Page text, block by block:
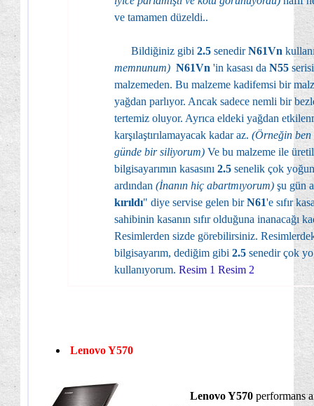
ve tamamen düzeldi..
Bildiğiniz gibi 2.5 senedirN61Vn
memnunum) N61Vn 'in kasası da N55
malzemeden. Bu malzeme kadifemsi bir
yağdan parlıyor. Ancak sadece nemli bir
tertemiz oluyor. Ayrıca eldeki yağdan
karşılaştırılamayacak kadar az. (Örneğin ben
günde bir siliyorum) Ve bu malzeme ile
bilgisayarımın kasasını 2.5 senelik çok
ardından (İnanın hiç abartmıyorum) şu gün
kırıldı" diye servise gelen birN61'e sıfır
sahibinin kasanın sıfır olduğuna inanacağı
Resimlerden sizde görebilirsiniz.
bilgisayarım, dediğim gibi 2.5 senedir çok
kullanıyorum. Resim 1 Resim 2
Lenovo Y570
Lenovo Y570 performans